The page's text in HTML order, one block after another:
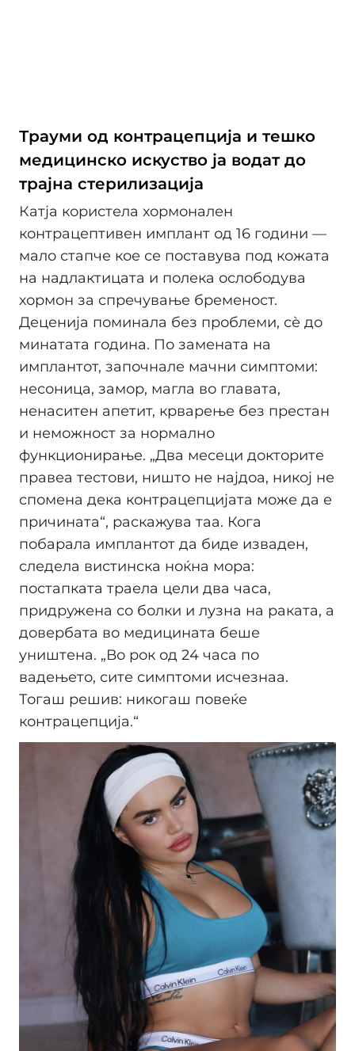
Трауми од контрацепција и тешко
медицинско искуство ја водат до
трајна стерилизација
Катја користела хормонален
контрацептивен имплант од 16 години —
мало стапче кое се поставува под кожата
на надлактицата и полека ослободува
хормон за спречување бременост.
Деценија поминала без проблеми, сѐ до
минатата година. По замената на
имплантот, започнале мачни симптоми:
несоница, замор, магла во главата,
ненаситен апетит, крварење без престан
и неможност за нормално
функционирање. „Два месеци докторите
правеа тестови, ништо не најдоа, никој не
спомена дека контрацепцијата може да е
причината“, раскажува таа. Кога
побарала имплантот да биде изваден,
следела вистинска ноќна мора:
постапката траела цели два часа,
придружена со болки и лузна на раката, а
довербата во медицината беше
уништена. „Во рок од 24 часа по
вадењето, сите симптоми исчезнаа.
Тогаш решив: никогаш повеќе
контрацепција.“